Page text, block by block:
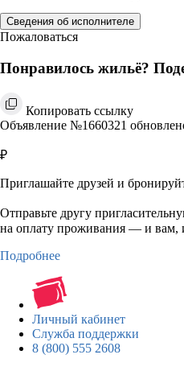
Сведения об исполнителе
Пожаловаться
Понравилось жильё?
Копировать ссылку
Объявление №1660321
₽
Приглашайте друзей и
Отправьте другу
на оплату проживания — и вам,
Подробнее
Личный кабинет
Служба поддержки
8 (800) 555 2608